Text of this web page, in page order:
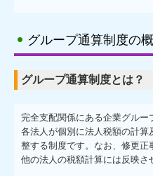
グループ通算制度の
グループ通算制度とは？
完全支配関係にある企業グルー
各法人が個別に法人税額の計
整する制度です。なお、修更
他の法人の税額計算には反映さ